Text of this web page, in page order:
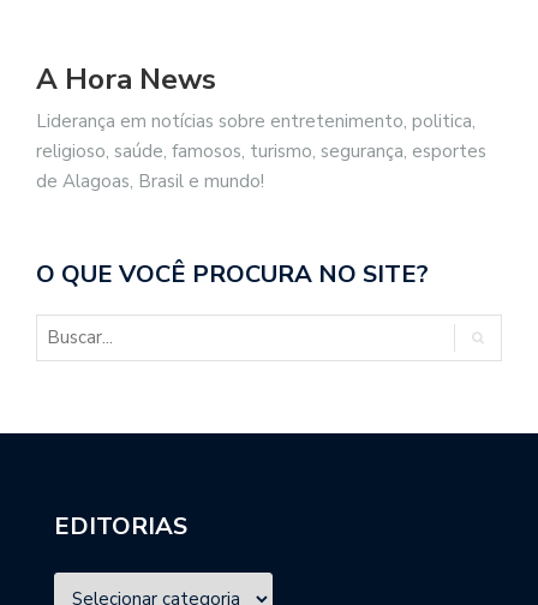
A Hora News
Liderança em notícias sobre entretenimento, politica,
religioso, saúde, famosos, turismo, segurança, esportes
de Alagoas, Brasil e mundo!
O QUE VOCÊ PROCURA NO SITE?
EDITORIAS